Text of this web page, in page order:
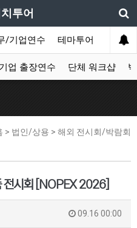
투어
/기업연수 테마투어 데이투
기업 출장연수 단체 워크샵
> 법인/상용 > 해외 전시회/박람회
전시회 [NOPEX 2026]
09.16 00:00